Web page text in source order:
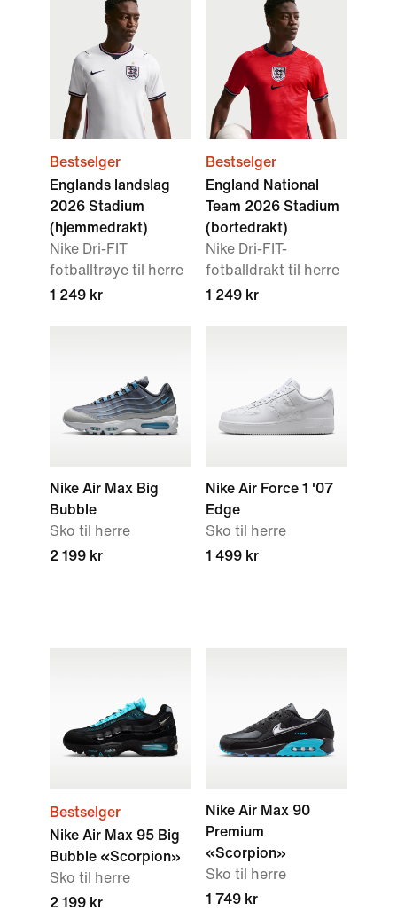
Bestselger
Englands landslag
2026 Stadium
(hjemmedrakt)
Nike Dri-FIT
fotballtrøye til herre
1 249 kr
Bestselger
England National
Team 2026 Stadium
(bortedrakt)
Nike Dri-FIT-
fotballdrakt til herre
1 249 kr
Nike Air Max Big
Bubble
Sko til herre
2 199 kr
Nike Air Force 1 '07
Edge
Sko til herre
1 499 kr
Bestselger
Nike Air Max 95 Big
Bubble «Scorpion»
Sko til herre
2 199 kr
Nike Air Max 90
Premium
«Scorpion»
Sko til herre
1 749 kr